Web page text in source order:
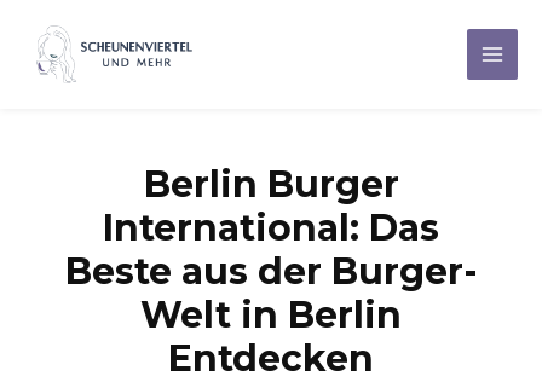
Inhalt
springen
Main
Berlin Burger
International: Das
Beste aus der Burger-
Welt in Berlin
Entdecken